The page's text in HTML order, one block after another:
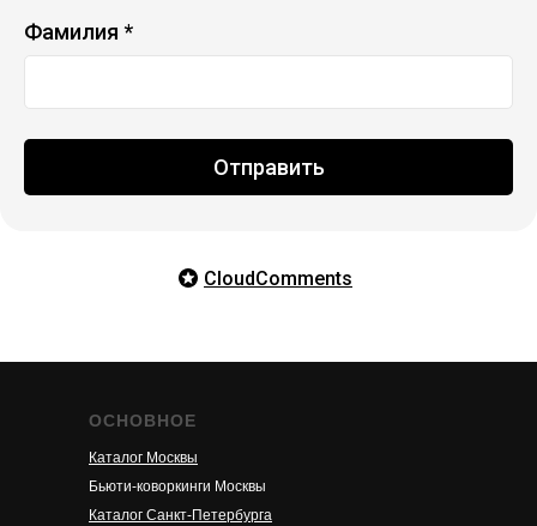
Фамилия *
Отправить
CloudComments
Каталог Москвы
Бьюти-коворкинги Москвы
Каталог Санкт-Петербурга
ОСНОВНОЕ